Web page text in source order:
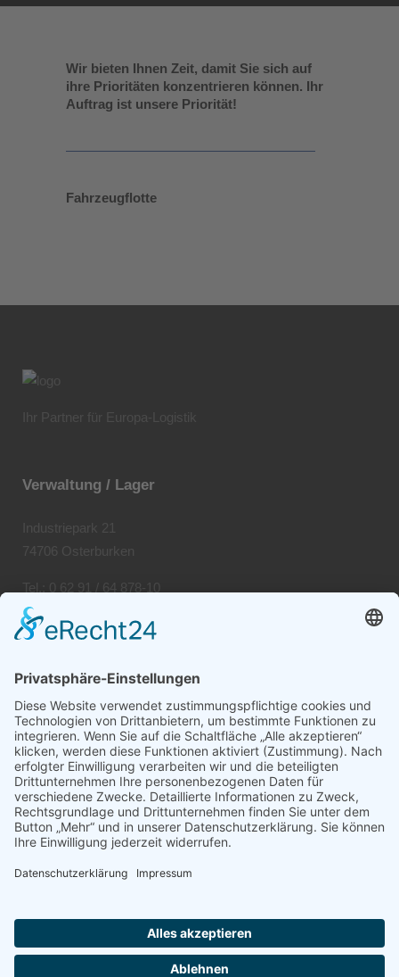
Wir bieten Ihnen Zeit, damit Sie sich auf
ihre Prioritäten konzentrieren können. Ihr
Auftrag ist unsere Priorität!
Fahrzeugflotte
Ihr Partner für Europa-Logistik
Verwaltung / Lager
Industriepark 21
74706 Osterburken
Tel.: 0 62 91 / 64 878-10
Fax: 0 62 91 / 64 878-20
Umschlag / Nahverkehr
Industriepark 109
74706 Osterburken
Tel.: 0 62 91 / 41 627-27 bis 29
Fax: 0 62 91 / 41 596 63
Datenschutzerklärung